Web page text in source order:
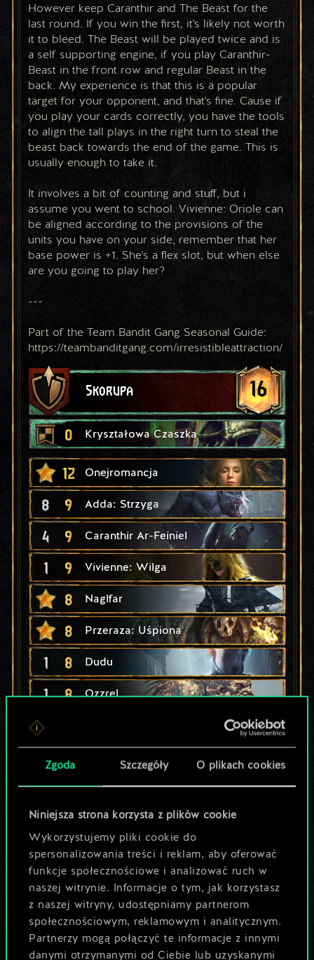
Zgoda Szczegóły O plikach cookies
Niniejsza strona korzysta z plików cookie
Wykorzystujemy pliki cookie do
spersonalizowania treści i reklam, aby oferować
funkcje społecznościowe i analizować ruch w
naszej witrynie. Informacje o tym, jak korzystasz
z naszej witryny, udostępniamy partnerom
społecznościowym, reklamowym i analitycznym.
Partnerzy mogą połączyć te informacje z innymi
danymi otrzymanymi od Ciebie lub uzyskanymi
Skorupa 16
0 Kryształowa Czaszka
12 Onejromancja
8 9 Adda: Strzyga
4 9 Caranthir Ar-Feiniel
1 9 Vivienne: Wilga
8 Naglfar
8 Przeraza: Uśpiona
1 8 Dudu
1 8 Ozzrel
12 7
5 7 Kejran
5 7 Bestia
5 5 Cyklop
5 5 Barghest x 2
2 5 Ghul
6 4 Południca
However keep Caranthir and The Beast for the
last round. If you win the first, it's likely not worth
it to bleed. The Beast will be played twice and is
a self supporting engine, if you play Caranthir-
Beast in the front row and regular Beast in the
back. My experience is that this is a popular
target for your opponent, and that's fine. Cause if
you play your cards correctly, you have the tools
to align the tall plays in the right turn to steal the
beast back towards the end of the game. This is
usually enough to take it.
It involves a bit of counting and stuff, but i
assume you went to school. Vivienne: Oriole can
be aligned according to the provisions of the
units you have on your side, remember that her
base power is +1. She's a flex slot, but when else
are you going to play her?
---
Part of the Team Bandit Gang Seasonal Guide:
https://teambanditgang.com/irresistibleattraction/